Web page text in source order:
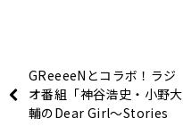
GReeeeNとコラボ！ラジ
オ番組「神谷浩史・小野大
輔のDear Girl～Stories